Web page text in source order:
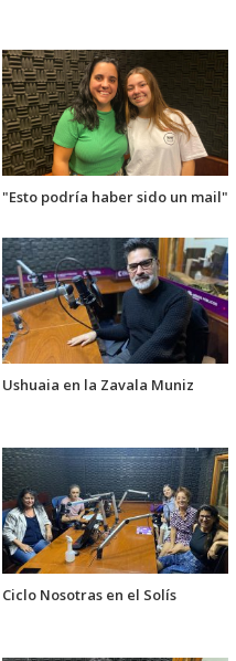
"Esto podría haber sido un mail"
Ushuaia en la Zavala Muniz
Ciclo Nosotras en el Solís